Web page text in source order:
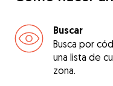
Buscar
Busca por
una lista de
zona.